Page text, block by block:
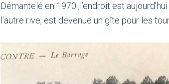
Démantelé en 1970 ,l’endroit est
l’autre rive, est devenue un gîte pour les